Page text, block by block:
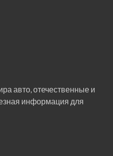
авто, отечественные и
информация для